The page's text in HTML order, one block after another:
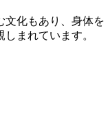
文化もあり、身体を
まれています。